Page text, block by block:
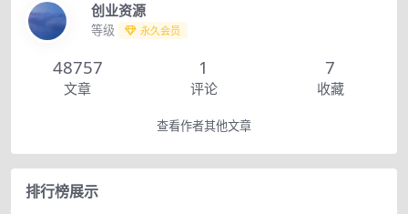
创业资源
等级 永久会员
48757
文章
1
评论
7
收藏
查看作者其他文章
排行榜展示